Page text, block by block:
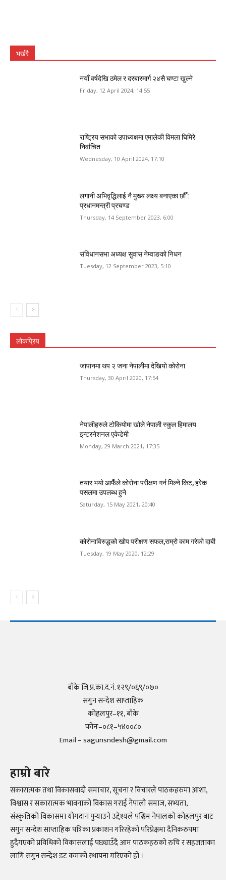
भर्खरै
नयाँ वर्षदेखि ठमेल र दरबारमार्ग २४सै घण्टा खुल्ने
Friday, 12 April 2024, 14:55
राष्ट्रिय सभाको उपाध्यक्षमा एमालेकी विमला घिमिरे
निर्वाचित
Wednesday, 10 April 2024, 17:10
लगानी अभिवृद्धिलाई नै मुख्य लक्ष्य बनाएका छौँ :
प्रधानमन्त्री प्रचण्ड
Thursday, 14 September 2023, 6:00
संविधानसभा अध्यक्ष सुवास नेम्वाङको निधन
Tuesday, 12 September 2023, 5:10
लोकप्रिय
जापानमा थप २ जना नेपालीमा देखियो कोरोना
Thursday, 30 April 2020, 17:54
नेपालीहरुले टोकियोमा खोले नेपाली स्कुल हिमालय
इन्टरनेशनल एकेडेमी
Monday, 29 March 2021, 17:35
तयार भयो आफैँले कोरोना परीक्षण गर्न मिल्ने किट, हरेक
पसलमा उपलब्ध हुने
Saturday, 15 May 2021, 20:40
कोरोनाविरुद्धको खोप परीक्षण सफल,राम्रो काम गरेको दाबी
Tuesday, 19 May 2020, 12:29
बाँके जि.प्र.का.द.नं. १२९/०६९/०७०
सगुन सन्देश साप्ताहिक
कोहलपुर–११, बाँके
फोनः–०८१–५४००८०
Email – sagunsndesh@gmail.com
हाम्रो बारे
सकारात्मक तथा विकासवादी समाचार, सूचना र विचारले पाठकहरुमा आशा,
विश्वास र सकारात्मक भावनाको विकास गराई नेपाली समाज, सभ्यता,
संस्कृतिको विकासमा योगदान पुर्‍याउने उद्देश्यले पश्चिम नेपालको कोहलपुर बाट
सगुन सन्देश साप्ताहिक पत्रिका प्रकाशन गरिरहेको परिप्रेक्षमा दैनिकरुपमा
हुदैगएको प्रविधिको विकासलाई पछ्याउँदै आम पाठकहरुको रुचि र सहजताका
लागि सगुन सन्देश डट कमको स्थापना गरिएको हो ।